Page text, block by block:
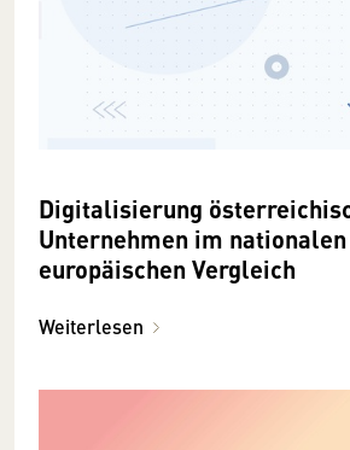
Digitalisierung
Unternehmen im nationalen
europäischen Vergleich
Weiterlesen